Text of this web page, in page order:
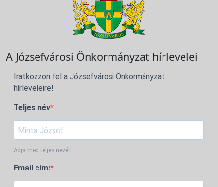
A Józsefvárosi Önkormányzat hírlevelei
Iratkozzon fel a Józsefvárosi Önkormányzat
hírleveleire!
Teljes név
Adja meg teljes nevét!
Email cím: